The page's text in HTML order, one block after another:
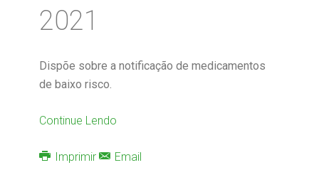
2021
Dispõe sobre a notificação de medicamentos
de baixo risco.
Continue Lendo
Imprimir Email